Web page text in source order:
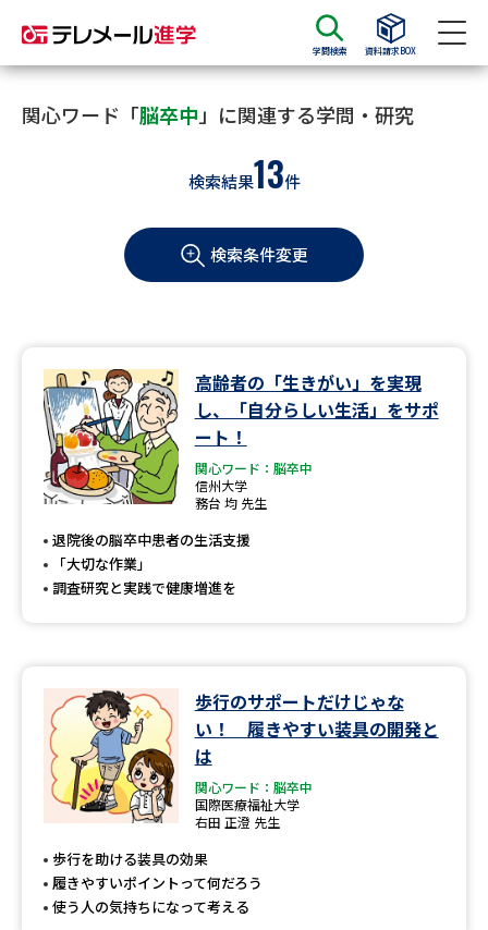
学問検索 資料請求BOX
資料請求 資料検索
大学・短大の資料種類から請求
学部・学科パンフ
過去問題集
大学・短大以外の資料から請求
専門学校の資料請求
留学・進学関連、塾・予備校
大学入学共通テスト「受験上の
高等学校（情報）教員資格認定
大学研究
大学で学べる内容や特徴を調べる
関心ワード「脳卒中 」に関連する学問・研究
検索結果13件
検索条件変更
高齢者の「生きがい」を実現
し、「自分らしい生活」をサポ
ート！
関心ワード：脳卒中
信州大学
務台 均 先生
退院後の脳卒中患者の生活支援
「大切な作業」
調査研究と実践で健康増進を
歩行のサポートだけじゃな
い！ 履きやすい装具の開発と
は
関心ワード：脳卒中
国際医療福祉大学
右田 正澄 先生
歩行を助ける装具の効果
履きやすいポイントって何だろう
使う人の気持ちになって考える